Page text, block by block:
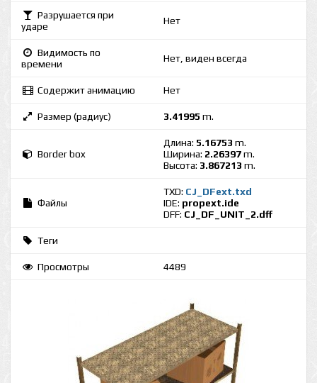
Разрушается при
ударе
Нет
Видимость по
времени
Нет, виден всегда
Содержит анимацию Нет
Размер (радиус) 3.41995 m.
Border box
Длина: 5.16753 m.
Ширина: 2.26397m.
Высота: 3.867213 m.
Файлы
TXD: CJ_DFext.txd
IDE: propext.ide
DFF: CJ_DF_UNIT_2.dff
Теги
Просмотры 4489